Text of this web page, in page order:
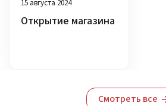
15 августа 2024
Открытие магазина
Смотреть все